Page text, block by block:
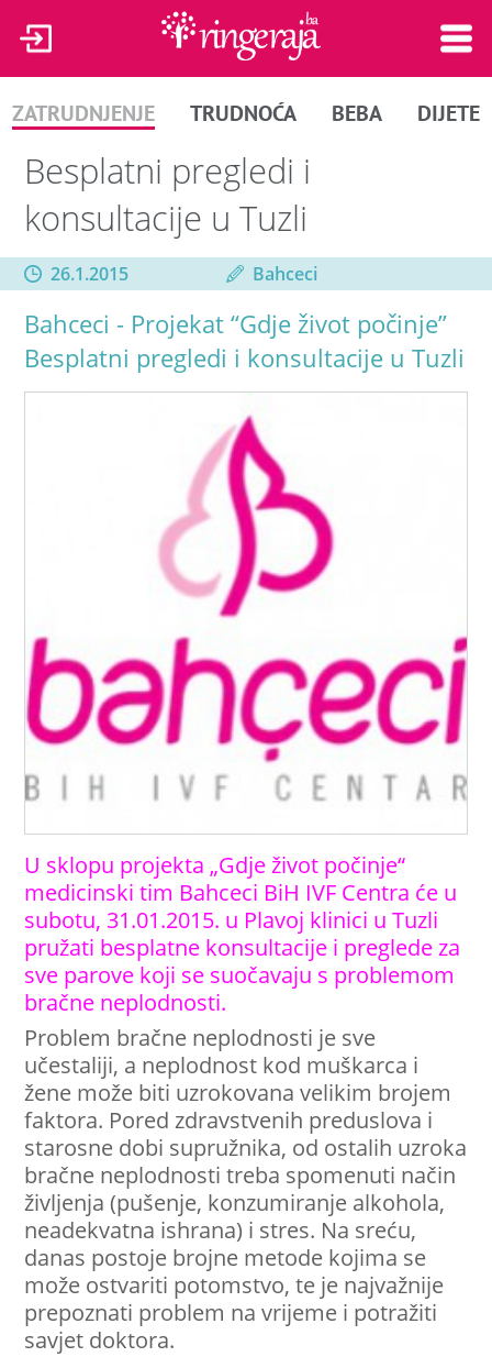
ZATRUDNJENJE TRUDNOĆA BEBA DIJETE
Besplatni pregledi i
konsultacije u Tuzli
26.1.2015 Bahceci
Bahceci - Projekat “Gdje život počinje”
Besplatni pregledi i konsultacije u Tuzli
U sklopu projekta „Gdje život počinje“
medicinski tim Bahceci BiH IVF Centra će u
subotu, 31.01.2015. u Plavoj klinici u Tuzli
pružati besplatne konsultacije i preglede za
sve parove koji se suočavaju s problemom
bračne neplodnosti.
Problem bračne neplodnosti je sve
učestaliji, a neplodnost kod muškarca i
žene može biti uzrokovana velikim brojem
faktora. Pored zdravstvenih preduslova i
starosne dobi supružnika, od ostalih uzroka
bračne neplodnosti treba spomenuti način
življenja (pušenje, konzumiranje alkohola,
neadekvatna ishrana) i stres. Na sreću,
danas postoje brojne metode kojima se
može ostvariti potomstvo, te je najvažnije
prepoznati problem na vrijeme i potražiti
savjet doktora.